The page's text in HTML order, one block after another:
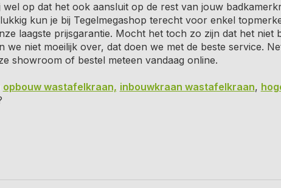
op dat het ook aansluit op de rest van jouw
kun je bij Tegelmegashop terecht voor enkel
laagste prijsgarantie. Mocht het toch zo zijn dat het niet
niet moeilijk over, dat doen we met de beste service.
showroom of bestel meteen vandaag online.
opbouw wastafelkraan, inbouwkraan wastafelkraan,